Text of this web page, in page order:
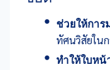
ช่วยให้การ
ทัศนวิสัยในก
ทำให้ใบหน้